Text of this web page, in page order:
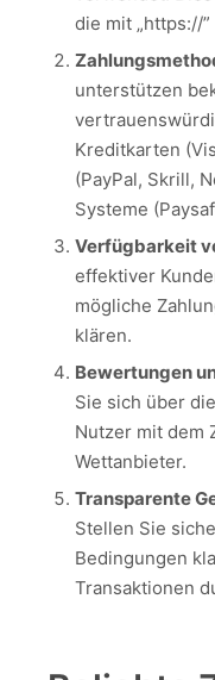
die mit „https://
unterstützen
Kreditkarten
(PayPal, Skrill,
Systeme
Verfügbarkeit
effektiver
mögliche
klären.
Bewertungen
Sie sich über
Nutzer mit dem
Wettanbieter.
Transparente
Stellen Sie
Bedingungen
Transaktionen